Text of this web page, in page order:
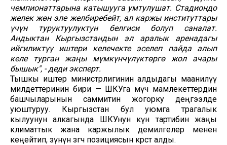
чемпионаттарына катышууга умтулушат. Стадиондо
желек жөн эле желбиребейт, ал каржы институттары
үчүн туруктуулуктун белгиси болуп саналат.
Андыктан Кыргызстандын эл аралык аренадагы
ийгиликтүү иштери келечекте эселеп пайда алып
келе турган жаңы мүмкүнчүлүктөргө жол ачары
бышык", - деди эксперт.
Тышкы иштер министрлигинин алдыдагы маанилүү
милдеттеринин бири — ШКУга мүчө мамлекеттердин
башчыларынын саммитин жогорку деңгээлде
уюштуруу. Кыргызстан бул уюмга төрагалык
кылуунун алкагында ШКУнун күн тартибин жаңы
климаттык жана каржылык демилгелер менен
кеңейтип, өзүнүн өзгөчө позициясын көрсөтө алды.